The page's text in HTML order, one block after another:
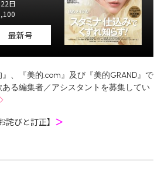
日
最新号
』、『美的.com』及び『美的GRAND』で
ある編集者／アシスタントを募集してい
詫びと訂正】 ＞